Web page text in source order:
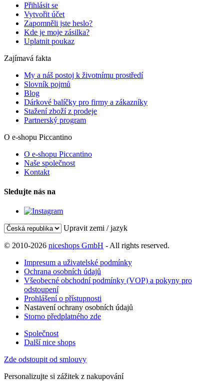
Přihlásit se
Vytvořit účet
Zapomněli jste heslo?
Kde je moje zásilka?
Uplatnit poukaz
Zajímavá fakta
My a náš postoj k životnímu prostředí
Slovník pojmů
Blog
Dárkové balíčky pro firmy a zákazníky
Stažení zboží z prodeje
Partnerský program
O e-shopu Piccantino
O e-shopu Piccantino
Naše společnost
Kontakt
Sledujte nás na
Upravit zemi / jazyk
© 2010-2026 niceshops GmbH - All rights reserved.
Impresum a uživatelské podmínky
Ochrana osobních údajů
Všeobecné obchodní podmínky (VOP) a pokyny pro
odstoupení
Prohlášení o přístupnosti
Nastavení ochrany osobních údajů
Storno předplatného zde
Společnost
Další nice shops
Zde odstoupit od smlouvy
Personalizujte si zážitek z nakupování